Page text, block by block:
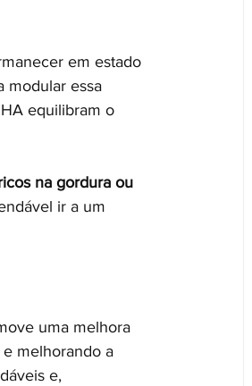
em estado
modular essa
equilibram o
na gordura ou
ir a um
uma melhora
melhorando a
e,